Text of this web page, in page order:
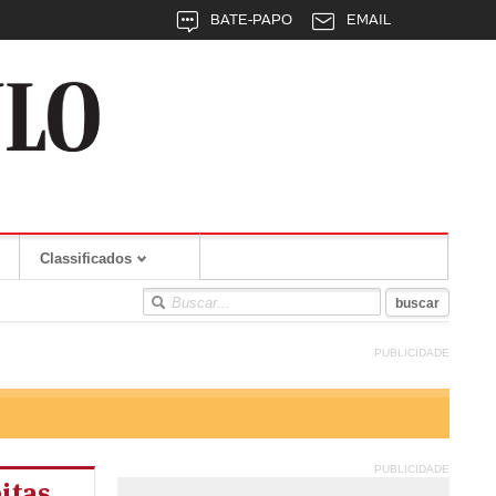
BATE-PAPO EMAIL
Classificados
PUBLICIDADE
PUBLICIDADE